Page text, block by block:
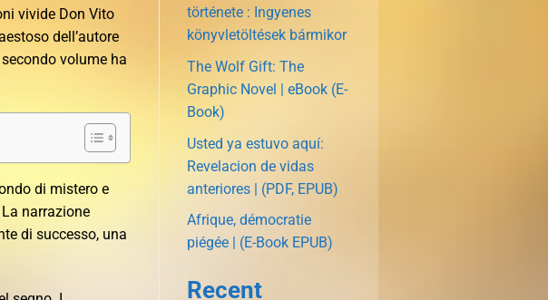
vivide Don Vito
dell’autore
volume ha
di mistero e
narrazione
di successo, una
története : Ingyenes
könyvletöltések bármikor
The Wolf Gift: The
Graphic Novel | eBook (E-
Book)
Usted ya estuvo aquí:
Revelacion de vidas
anteriores | (PDF, EPUB)
Afrique, démocratie
piégée | (E-Book EPUB)
Recent